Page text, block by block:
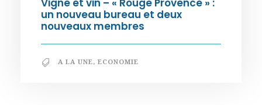
Vigne et vin – « Rouge Provence » :
un nouveau bureau et deux
nouveaux membres
A LA UNE, ECONOMIE